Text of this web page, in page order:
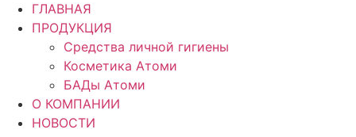
ГЛАВНАЯ
ПРОДУКЦИЯ
Средства личной гигиены
Косметика Атоми
БАДы Атоми
О КОМПАНИИ
НОВОСТИ